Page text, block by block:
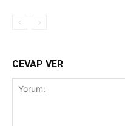
CEVAP VER